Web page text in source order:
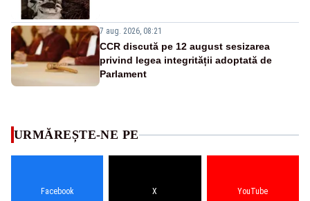
7 aug. 2026, 08:21
CCR discută pe 12 august sesizarea
privind legea integrității adoptată de
Parlament
URMĂREȘTE-NE PE
Facebook X YouTube